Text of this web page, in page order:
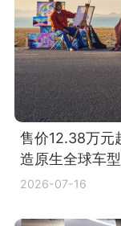
售价12.38万元
造原生全球车
2026-07-16